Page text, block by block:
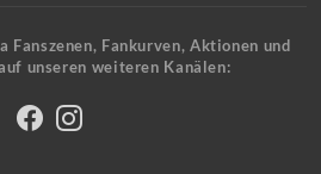
Fanszenen, Fankurven, Aktionen und
unseren weiteren Kanälen: